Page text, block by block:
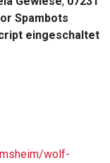
Spambots
eingeschaltet
wolf-